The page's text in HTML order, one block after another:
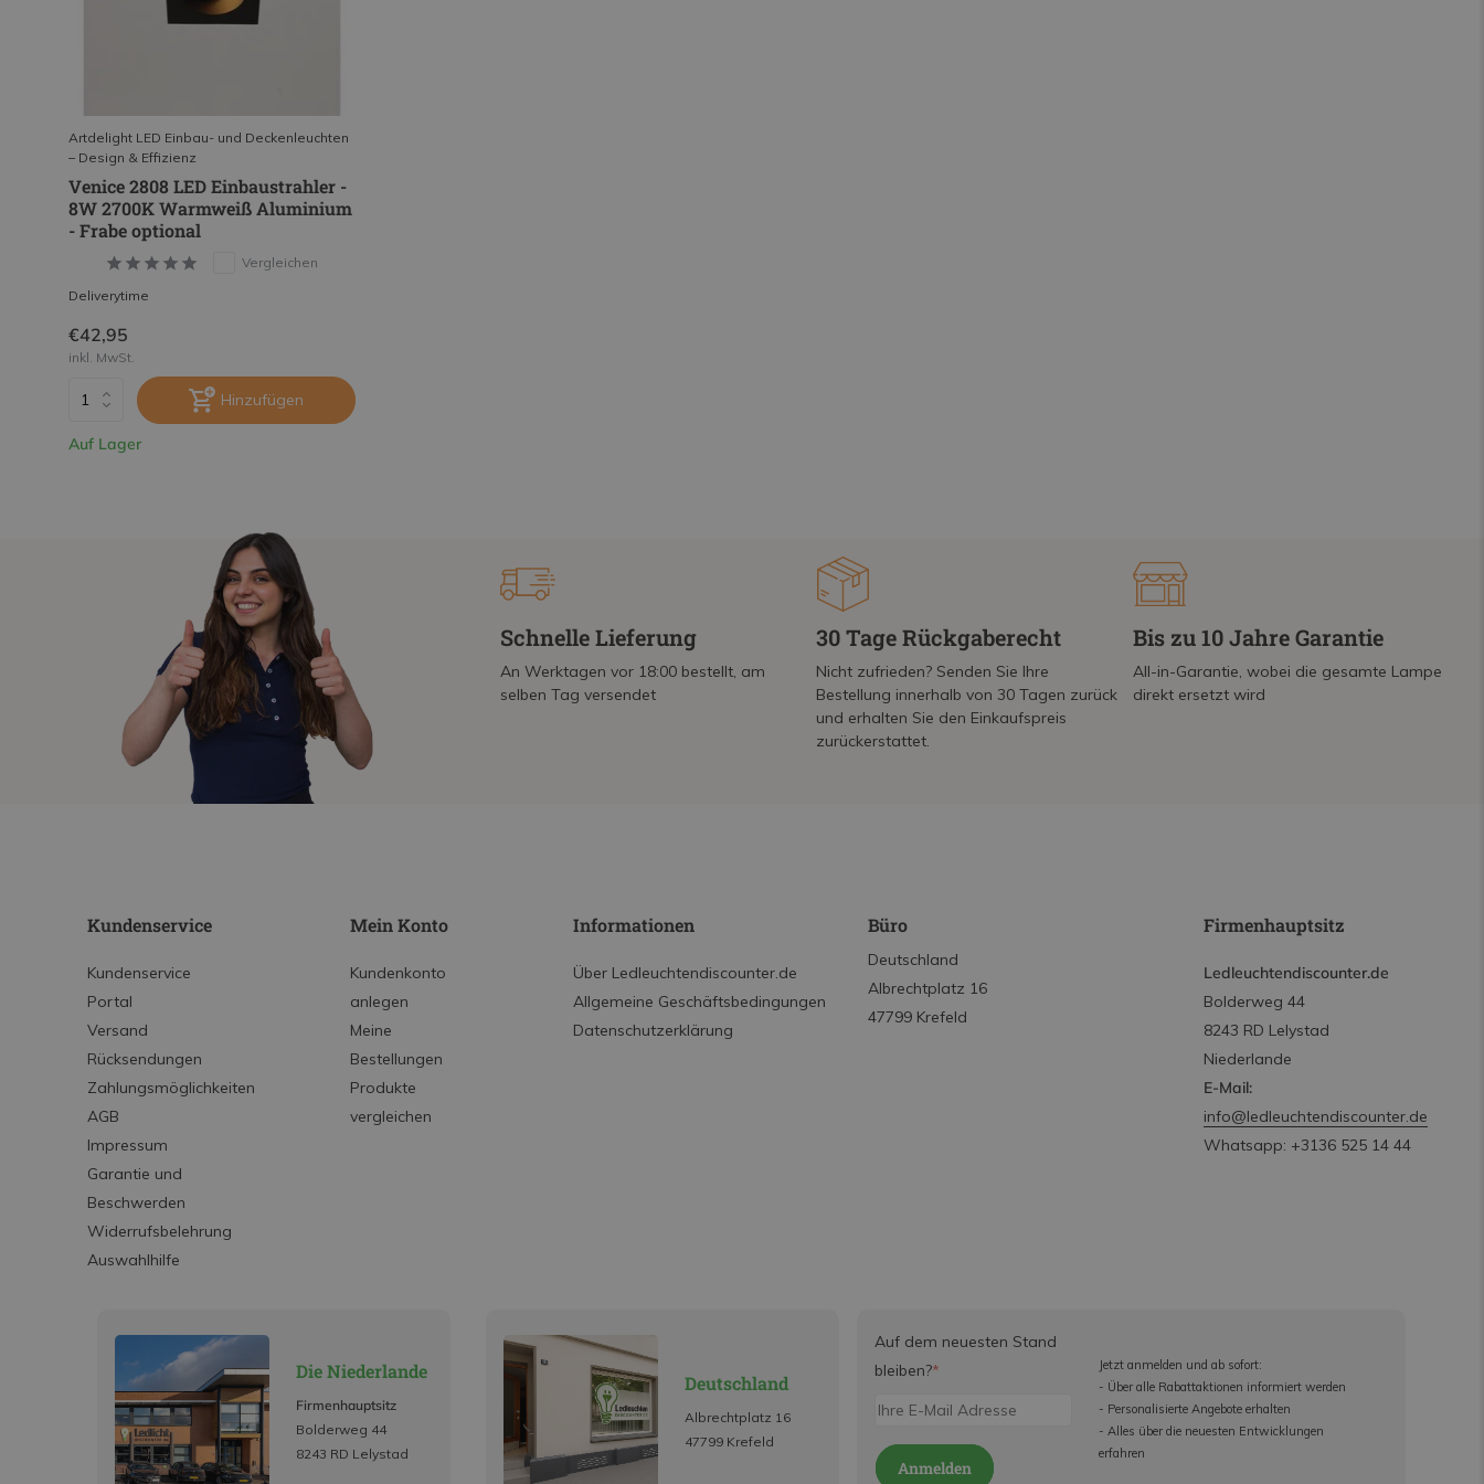
Artdelight LED Einbau- und Deckenleuchten
– Design & Effizienz
Venice 2808 LED Einbaustrahler -
8W 2700K Warmweiß Aluminium
- Frabe optional
Vergleichen
Deliverytime
€42,95
inkl. MwSt.
Hinzufügen
Auf Lager
Schnelle Lieferung
An Werktagen vor 18:00 bestellt, am
selben Tag versendet
30 Tage Rückgaberecht
Nicht zufrieden? Senden Sie Ihre
Bestellung innerhalb von 30 Tagen zurück
und erhalten Sie den Einkaufspreis
zurückerstattet.
Bis zu 10 Jahre Garantie
All-in-Garantie, wobei die gesamte Lampe
direkt ersetzt wird
Kundenservice
Kundenservice
Portal
Versand
Rücksendungen
Zahlungsmöglichkeiten
AGB
Impressum
Garantie und
Beschwerden
Widerrufsbelehrung
Auswahlhilfe
Mein Konto
Kundenkonto
anlegen
Meine
Bestellungen
Produkte
vergleichen
Informationen
Über Ledleuchtendiscounter.de
Allgemeine Geschäftsbedingungen
Datenschutzerklärung
Büro
Deutschland
Albrechtplatz 16
47799 Krefeld
Firmenhauptsitz
Ledleuchtendiscounter.de
Bolderweg 44
8243 RD Lelystad
Niederlande
E-Mail:
info@ledleuchtendiscounter.de
Whatsapp: +3136 525 14 44
Die Niederlande
Firmenhauptsitz
Bolderweg 44
8243 RD Lelystad
Deutschland
Albrechtplatz 16
47799 Krefeld
Auf dem neuesten Stand
bleiben?*
Anmelden
Jetzt anmelden und ab sofort:
- Über alle Rabattaktionen informiert werden
- Personalisierte Angebote erhalten
- Alles über die neuesten Entwicklungen
erfahren